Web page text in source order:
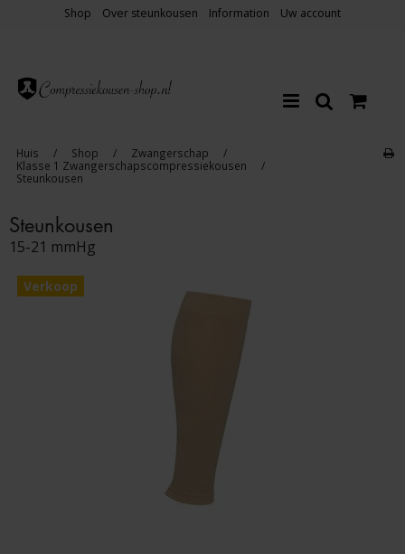
Shop Over steunkousen Information Uw account
Huis / Shop / Zwangerschap
/
Klasse 1 Zwangerschapscompressiekousen
/
Steunkousen
Steunkousen
15-21 mmHg
Verkoop